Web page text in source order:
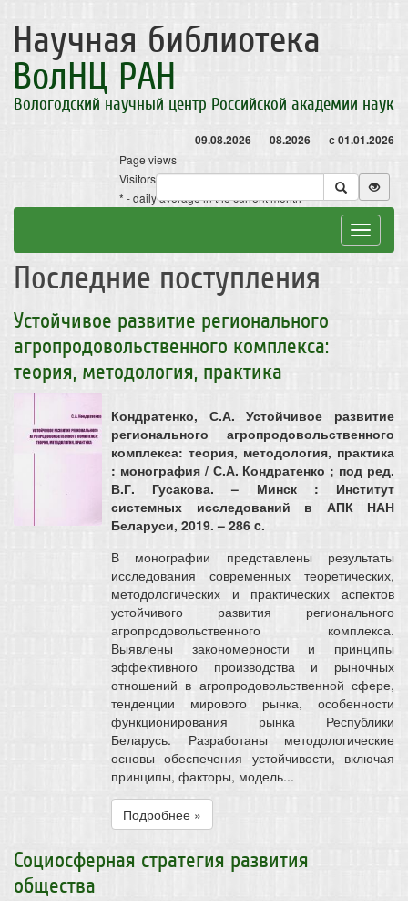
Научная библиотека
ВолНЦ РАН
Вологодский научный центр Российской академии наук
09.08.2026 08.2026 с 01.01.2026
Page views
Visitors
* - daily average in the current month
Toggle
Последние поступления
Устойчивое развитие регионального
агропродовольственного комплекса:
теория, методология, практика
Кондратенко, С.А. Устойчивое развитие
регионального агропродовольственного
комплекса: теория, методология, практика
: монография / С.А. Кондратенко ; под ред.
В.Г. Гусакова. – Минск : Институт
системных исследований в АПК НАН
Беларуси, 2019. – 286 c.
В монографии представлены результаты
исследования современных теоретических,
методологических и практических аспектов
устойчивого развития регионального
агропродовольственного комплекса.
Выявлены закономерности и принципы
эффективного производства и рыночных
отношений в агропродовольственной сфере,
тенденции мирового рынка, особенности
функционирования рынка Республики
Беларусь. Разработаны методологические
основы обеспечения устойчивости, включая
принципы, факторы, модель...
Подробнее »
Социосферная стратегия развития
общества